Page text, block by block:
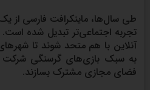
طی سال‌ها، ماینکرافت فارسی از
تجربه اجتماعی‌تر تبدیل شده است.
آنلاین با هم متحد شوند تا
به سبک بازی‌های گرسنگی شرکت
فضای مجازی مشترک بسازند.